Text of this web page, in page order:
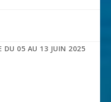
DU 05 AU 13 JUIN 2025